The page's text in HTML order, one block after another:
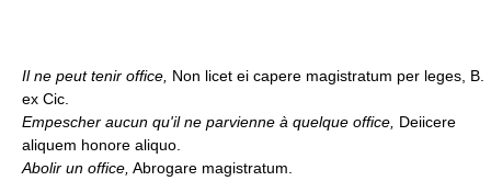
Il ne peut tenir office, Non licet ei capere magistratum per leges, B.
ex Cic.
Empescher aucun qu'il ne parvienne à quelque office, Deiicere
aliquem honore aliquo.
Abolir un office, Abrogare magistratum.